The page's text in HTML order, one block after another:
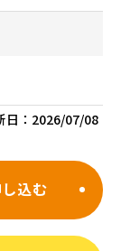
： 2026/07/08
込む